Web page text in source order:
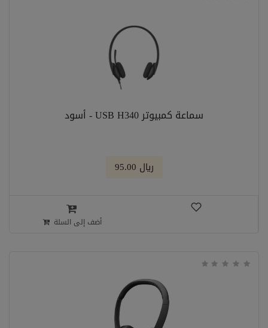
سماعة كمبيوتر USB H340 - أسود
﷼ 95.00
أضف إلى السلة